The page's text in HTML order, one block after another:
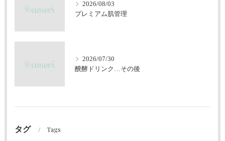
2026/08/03
プレミアム肌管理
2026/07/30
醗酵ドリンク…その後
タグ Tags